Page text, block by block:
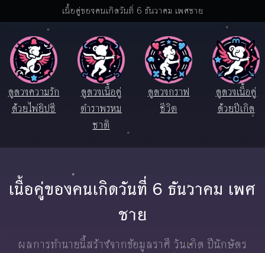
เนื้อคู่ของคนเกิดวันที่ 6 ธันวาคม เพศชาย
ดูดวงความรัก
ด้วยไพ่ยิปซี
ดูดวงเนื้อคู่
ตำราพรหม
ชาติ
ดูดวงกราฟ
ชีวิต
ดูดวงเนื้อคู่
ด้วยปีเกิด
เนื้อคู่ของคนเกิดวันที่ 6 ธันวาคม เพศ
ชาย
ผลการทำนายนี้สร้างจากข้อมูลราศี วันเกิด ปีนักษัตร